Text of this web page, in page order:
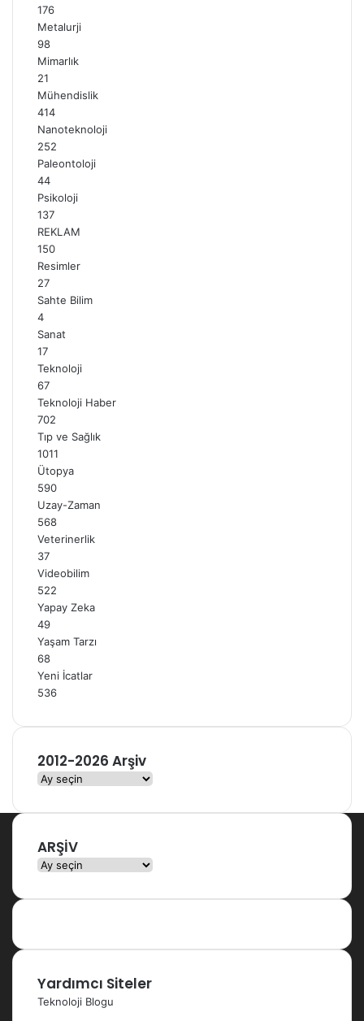
176
Metalurji
98
Mimarlık
21
Mühendislik
414
Nanoteknoloji
252
Paleontoloji
44
Psikoloji
137
REKLAM
150
Resimler
27
Sahte Bilim
4
Sanat
17
Teknoloji
67
Teknoloji Haber
702
Tıp ve Sağlık
1011
Ütopya
590
Uzay-Zaman
568
Veterinerlik
37
Videobilim
522
Yapay Zeka
49
Yaşam Tarzı
68
Yeni İcatlar
536
2012-2026 Arşiv
2
1
-
2
2
r
i
v
ARŞİV
ARŞİV
Yardımcı Siteler
Teknoloji Blogu